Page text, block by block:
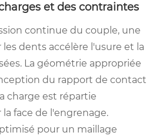
et des contraintes
continue du couple, une
dents accélère l'usure et la
La géométrie appropriée
du rapport de contact
charge est répartie
face de l'engrenage.
pour un maillage